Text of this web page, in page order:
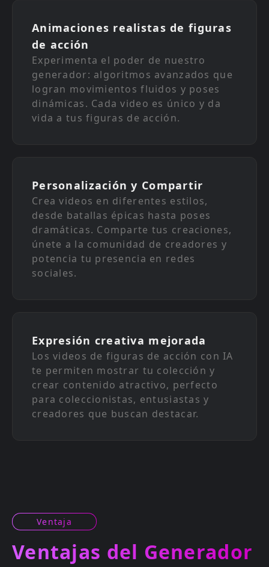
Animaciones realistas de figuras
de acción
Experimenta el poder de nuestro
generador: algoritmos avanzados que
logran movimientos fluidos y poses
dinámicas. Cada video es único y da
vida a tus figuras de acción.
Personalización y Compartir
Crea videos en diferentes estilos,
desde batallas épicas hasta poses
dramáticas. Comparte tus creaciones,
únete a la comunidad de creadores y
potencia tu presencia en redes
sociales.
Expresión creativa mejorada
Los videos de figuras de acción con IA
te permiten mostrar tu colección y
crear contenido atractivo, perfecto
para coleccionistas, entusiastas y
creadores que buscan destacar.
Ventaja
Ventajas del Generador